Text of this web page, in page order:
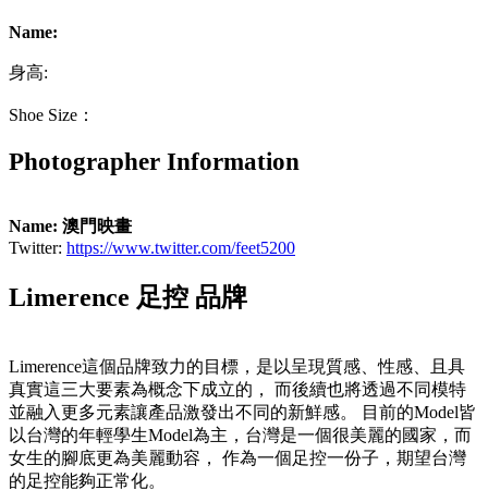
Name:
身高:
Shoe Size：
Photographer Information
Name: 澳門映畫
Twitter: https://www.twitter.com/feet5200
Limerence 足控 品牌
Limerence這個品牌致力的目標，是以呈現質感、性感、且具
真實這三大要素為概念下成立的， 而後續也將透過不同模特
並融入更多元素讓產品激發出不同的新鮮感。 目前的Model皆
以台灣的年輕學生Model為主，台灣是一個很美麗的國家，而
女生的腳底更為美麗動容， 作為一個足控一份子，期望台灣
的足控能夠正常化。